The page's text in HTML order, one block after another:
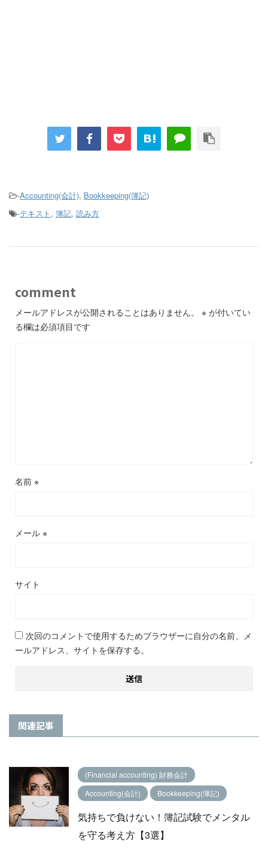
-Accounting(会計), Bookkeeping(簿記)
-テキスト , 簿記, 読み方
comment
メールアドレスが公開されることはありません。 ※ が付いてい
る欄は必須項目です
名前 ※
メール ※
サイト
次回のコメントで使用するためブラウザーに自分の名前、メ
ールアドレス、サイトを保存する。
関連記事
(Financial accounting) 財務会計
Accounting(会計)
Bookkeeping(簿記)
気持ちで負けない！簿記試験でメンタル
を守る考え方【3選】